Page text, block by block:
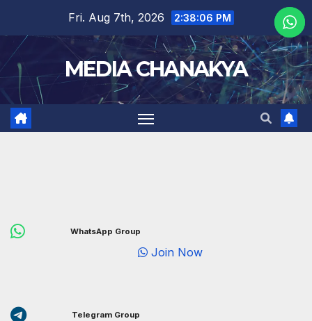
Fri. Aug 7th, 2026 2:38:07 PM
MEDIA CHANAKYA
WhatsApp Group
Join Now
Telegram Group